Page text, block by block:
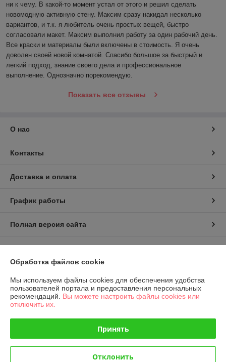
ни к чему. В какой-то момент устал от этого и решил сделать
новомодную активную стену. Максим сразу накидал несколько
вариантов, и т.к. я любитель очень простых вещей, быстро
согласовали макет. Максим выполнил работу за один рабочий день.
Все краски и материалы были включены в стоимость. Я очень
доволен своей новой комнатой. Спасибо большое за быстрый и
легкий подход, знание своего дела и профессиональное
выполнение. Однозначно порекомендую.
Показать все отзывы
О нас
Контакты
Доставка и оплата
График работы
Полная версия сайта
Информация для покупателя
Общество с ограниченной ответственностью
Обработка файлов cookie
Мы используем файлы cookies для обеспечения удобства
пользователей портала и предоставления персональных
рекомендаций. Вы можете настроить файлы cookies или
отключить их.
Принять
Отклонить